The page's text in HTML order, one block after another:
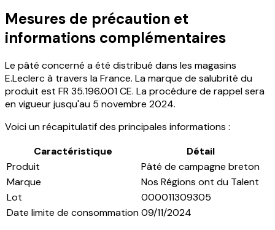
Mesures de précaution et
informations complémentaires
Le pâté concerné a été distribué dans les magasins
E.Leclerc à travers la France. La marque de salubrité du
produit est FR 35.196.001 CE. La procédure de rappel sera
en vigueur jusqu'au 5 novembre 2024.
Voici un récapitulatif des principales informations :
Caractéristique
Détail
Produit
Pâté de campagne breton
Marque
Nos Régions ont du Talent
Lot
000011309305
Date limite de consommation09/11/2024